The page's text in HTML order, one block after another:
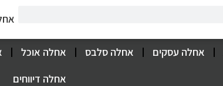
אחלה עסקים אחלה סלבס אחלה אוכל
אחלה דיווחים